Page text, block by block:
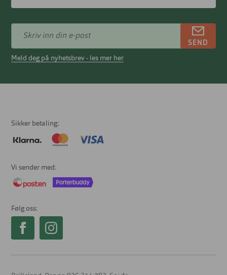
SEND
Meld deg på nyhetsbrev - les mer her
Sikker betaling
Vi sender med
Følg oss